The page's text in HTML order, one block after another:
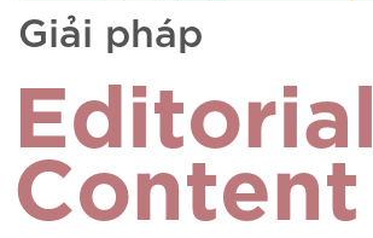
Giải pháp
Editorial
Content